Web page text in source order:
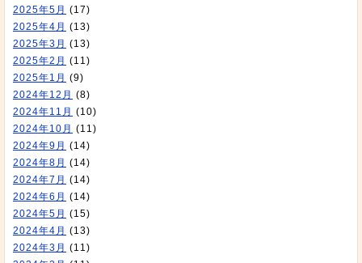
2025年5月 (17)
2025年4月 (13)
2025年3月 (13)
2025年2月 (11)
2025年1月 (9)
2024年12月 (8)
2024年11月 (10)
2024年10月 (11)
2024年9月 (14)
2024年8月 (14)
2024年7月 (14)
2024年6月 (14)
2024年5月 (15)
2024年4月 (13)
2024年3月 (11)